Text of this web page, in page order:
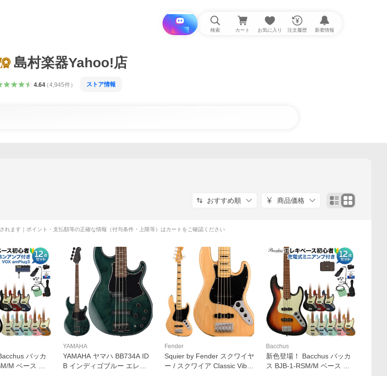
i と探す 検索 カート お気に入り 注文履歴 新着情報
島村楽器Yahoo!店
4.64（4,945件） ストア情報
おすすめ順 商品価格
れます｜ポイント・支払額等の正確な情報（付与条件・上限等）はカートをご確認ください
バッカ
M ベース 初
YAMAHA
YAMAHA ヤマハ BB734A ID
B インディゴブルー エレキ
Fender
Squier by Fender スクワイヤ
ー / スクワイア Classic Vibe
Bacchus
新色登場！ Bacchus バッカ
ス BJB-1-RSM/M ベース 初